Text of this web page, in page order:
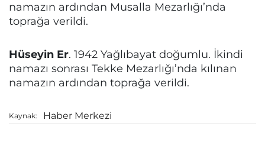
namazın ardından Musalla Mezarlığı’nda
toprağa verildi.
Hüseyin Er. 1942 Yağlıbayat doğumlu. İkindi
namazı sonrası Tekke Mezarlığı’nda kılınan
namazın ardından toprağa verildi.
Kaynak: Haber Merkezi